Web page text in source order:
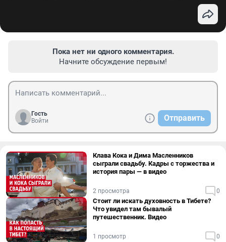
Пока нет ни одного комментария.
Начните обсуждение первым!
Гость
Войти
Отправить
Клава Кока и Дима Масленников
сыграли свадьбу. Кадры с торжества и
история пары — в видео
2 просмотра 0
Стоит ли искать духовность в Тибете?
Что увидел там бывалый
путешественник. Видео
1 просмотр 0